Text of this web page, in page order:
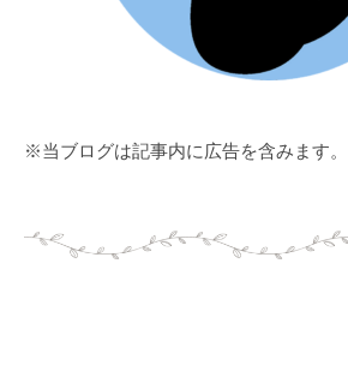
※当ブログは記事内に広告を含みます。